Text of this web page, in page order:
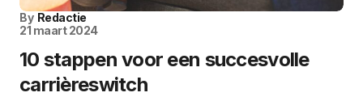
By Redactie
21 maart 2024
10 stappen voor een succesvolle
carrièreswitch